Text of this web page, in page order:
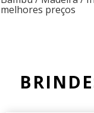
melhores preços